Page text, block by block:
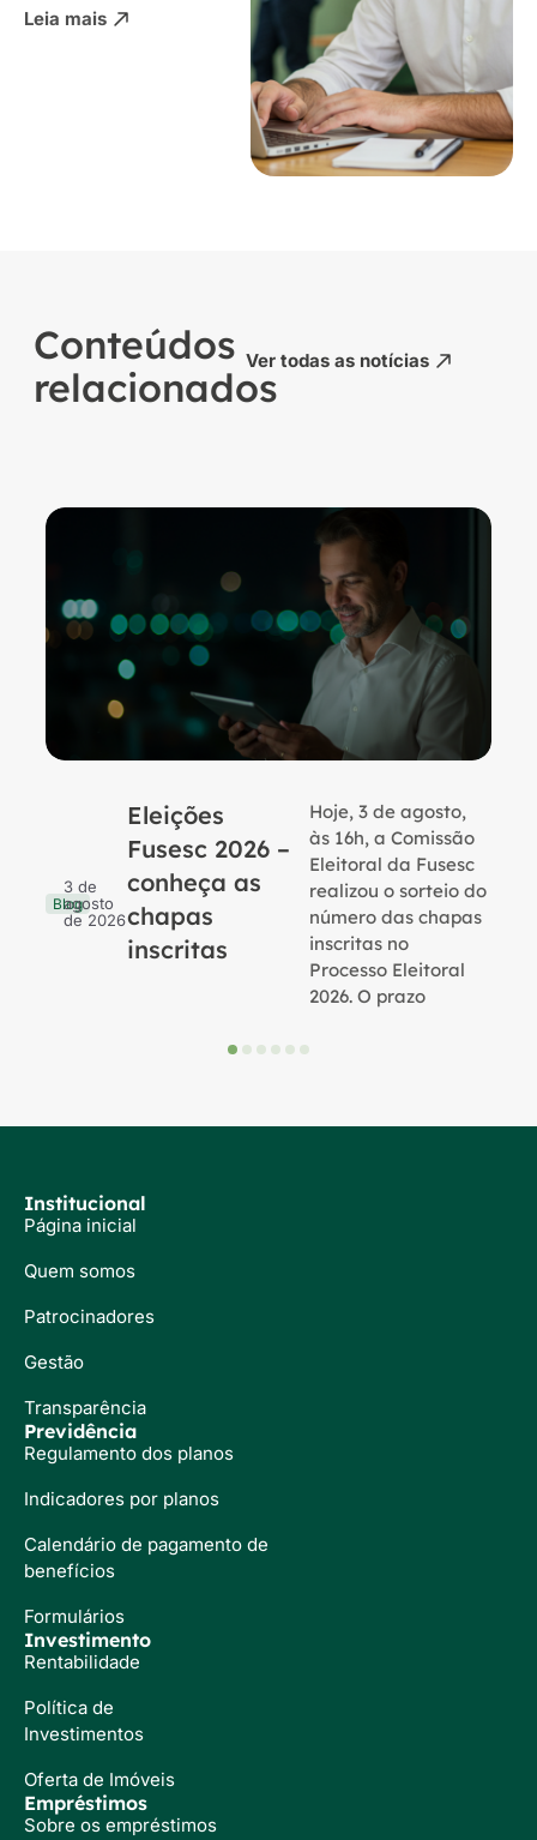
Leia mais
Conteúdos
relacionados
Ver todas as notícias
Blog
3 de
agosto
de 2026
Eleições
Fusesc 2026 –
conheça as
chapas
inscritas
Hoje, 3 de agosto,
às 16h, a Comissão
Eleitoral da Fusesc
realizou o sorteio do
número das chapas
inscritas no
Processo Eleitoral
2026. O prazo
Institucional
Página inicial
Quem somos
Patrocinadores
Gestão
Transparência
Previdência
Regulamento dos planos
Indicadores por planos
Calendário de pagamento de
benefícios
Formulários
Investimento
Rentabilidade
Política de
Investimentos
Oferta de Imóveis
Empréstimos
Sobre os empréstimos